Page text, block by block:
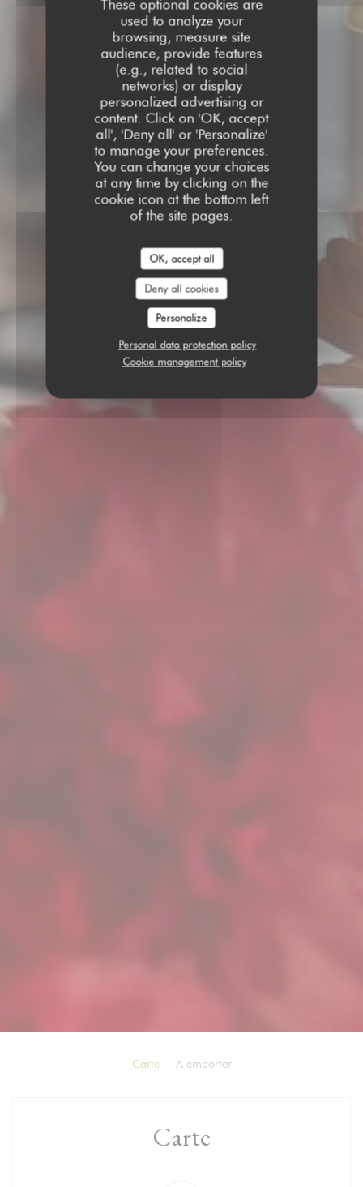
These optional cookies are
used to analyze your
browsing, measure site
audience, provide features
(e.g., related to social
networks) or display
personalized advertising or
content. Click on 'OK, accept
all', 'Deny all' or 'Personalize'
to manage your preferences.
You can change your choices
at any time by clicking on the
cookie icon at the bottom left
of the site pages.
OK, accept all
Deny all cookies
Personalize
Personal data protection policy
Cookie management policy
Carte A emporter
Carte